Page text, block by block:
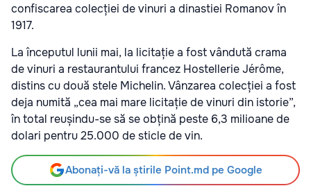
confiscarea colecției de vinuri a dinastiei Romanov în
1917.
La începutul lunii mai, la licitație a fost vândută crama
de vinuri a restaurantului francez Hostellerie Jérôme,
distins cu două stele Michelin. Vânzarea colecției a fost
deja numită „cea mai mare licitație de vinuri din istorie”,
în total reușindu-se să se obțină peste 6,3 milioane de
dolari pentru 25.000 de sticle de vin.
Abonați-vă la știrile Point.md pe Google